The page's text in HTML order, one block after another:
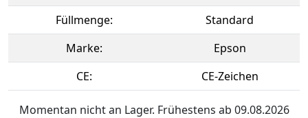
Füllmenge:
Standard
Marke:
Epson
CE:
CE-Zeichen
Momentan nicht an Lager. Frühestens ab 09.08.2026